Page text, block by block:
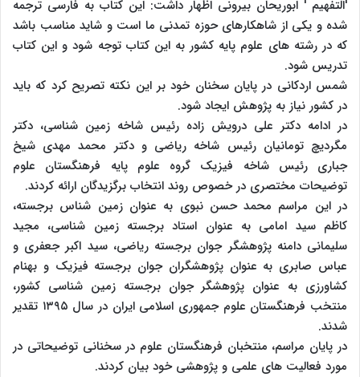
'التفهیم ' ابوریحان بیرونی اظهار داشت: این کتاب به فارسی ترجمه
شده و یکی از شاهکارهای حوزه تمدنی ما است و شاید مناسب باشد
که در رشته های علوم پایه کشور به این کتاب توجه شود و این کتاب
تدریس شود.
شمس اردکانی در پایان سخنان خود بر این نکته تصریح کرد که باید
در کشور نیاز به پژوهش ایجاد شود.
در ادامه دکتر علی درویش زاده رئیس شاخه زمین شناسی، دکتر
مگردیچ تومانیان رئیس شاخه ریاضی و دکتر محمد مهدی شیخ
جباری رئیس شاخه فیزیک گروه علوم پایه فرهنگستان علوم
توضیحات مختصری در خصوص روند انتخاب برگزیدگان ارائه کردند.
در این مراسم محمد حسن نبوی به عنوان زمین شناس برجسته،
کاظم سید امامی به عنوان استاد برجسته زمین شناسی، مجید
سلیمانی دامنه پژوهشگر جوان برجسته ریاضی، سید اکبر جعفری و
عباس صابری به عنوان پژوهشگران جوان برجسته فیزیک و بهنام
کشاورزی به عنوان پژوهشگر جوان برجسته زمین شناسی کشور،
منتخب فرهنگستان علوم جمهوری اسلامی ایران در سال ۱۳۹۵ تقدیر
شدند.
در پایان مراسم، منتخبان فرهنگستان علوم در سخنانی توضیحاتی در
مورد فعالیت های علمی و پژوهشی خود بیان کردند.